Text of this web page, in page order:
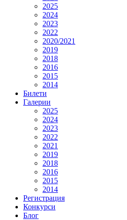
2025
2024
2023
2022
2020/2021
2019
2018
2016
2015
2014
Билети
Галерии
2025
2024
2023
2022
2021
2019
2018
2016
2015
2014
Регистрация
Конкурси
Блог